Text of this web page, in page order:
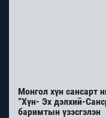
Монгол хүн сансарт
“Хүн- Эх дэлхий-
баримтын үзэсгэлэн